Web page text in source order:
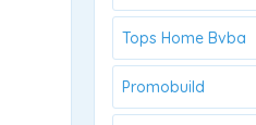
Tops Home Bvba
Promobuild